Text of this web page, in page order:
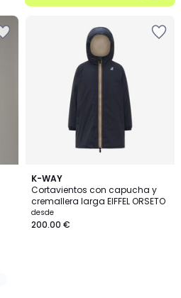
K-WAY
Cortavientos con capucha y
cremallera larga EIFFEL ORSETO
desde
200.00 €